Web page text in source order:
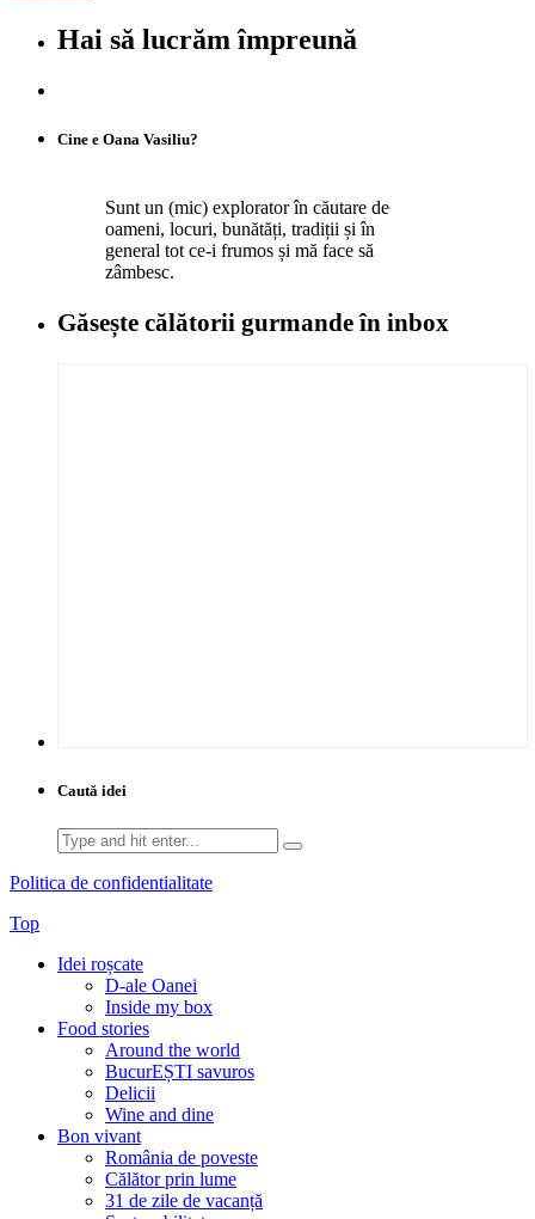
Hai să lucrăm împreună
Cine e Oana Vasiliu?
Sunt un (mic) explorator în căutare de
oameni, locuri, bunătăți, tradiții și în
general tot ce-i frumos și mă face să
zâmbesc.
Găsește călătorii gurmandeîn inbox
Caută idei
Search
for:
Politica de confidentialitate
Top
Idei roșcate
D-ale Oanei
Inside my box
Food stories
Around the world
BucurEȘTI savuros
Delicii
Wine and dine
Bon vivant
România de poveste
Călător prin lume
31 de zile de vacanță